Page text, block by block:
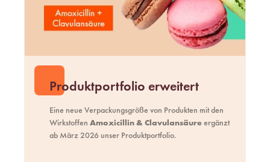
Produktportfolio erweitert
Eine neue Verpackungsgröße von Produkten mit den
Wirkstoffen Amoxicillin & Clavulansäureergänzt
ab März 2026 unser Produktportfolio.